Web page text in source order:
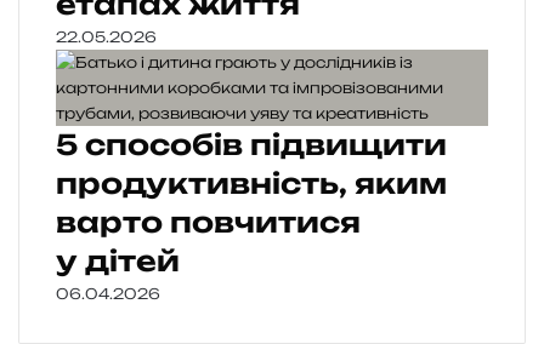
22.05.2026
5 способів підвищити
продуктивність, яким
варто повчитися
у дітей
06.04.2026